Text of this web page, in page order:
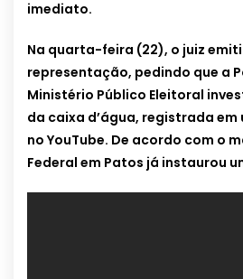
imediato.
Na quarta-feira (22), o juiz
representação, pedindo que a
Ministério Público Eleitoral
da caixa d’água, registrada
no YouTube. De acordo com o
Federal em Patos já instaurou